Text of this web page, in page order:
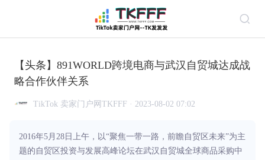
【头条】891WORLD跨境电商与武汉自贸城达成战
略合作伙伴关系
TikTok 卖家门户网TKFFF · 2023-08-02 07:02
2016年5月28日上午，以“聚焦一带一路，前瞻自贸区未来”为主
题的自贸区投资与发展高峰论坛在武汉自贸城全球商品采购中